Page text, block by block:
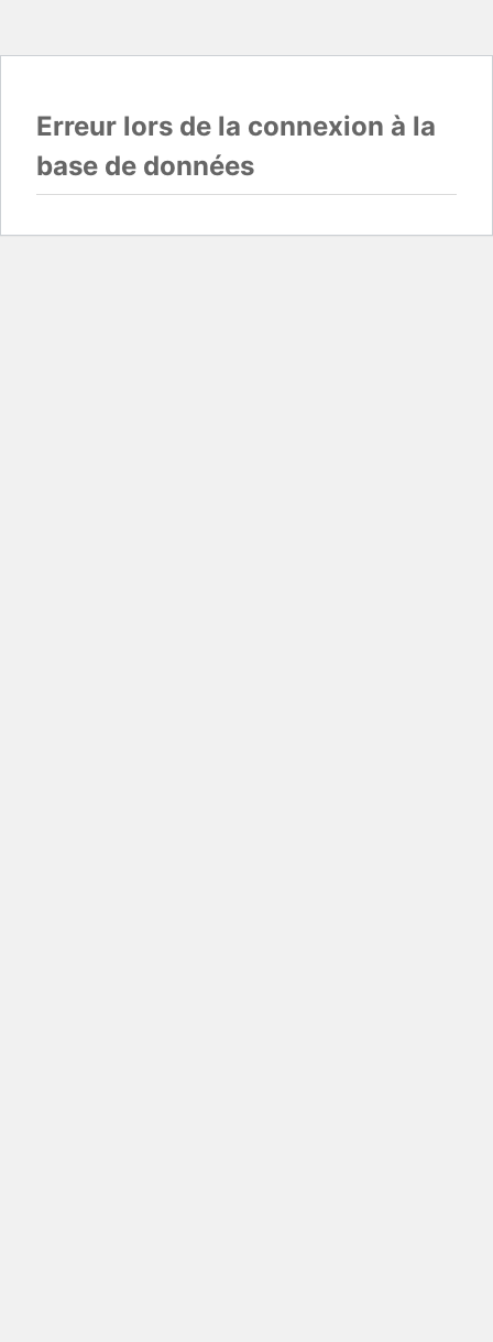
Erreur lors de la connexion à la
base de données